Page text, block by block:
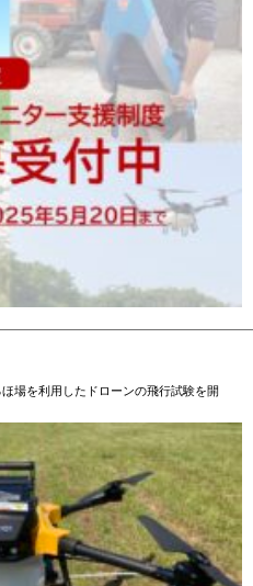
場を利用したドローンの飛行試験を開